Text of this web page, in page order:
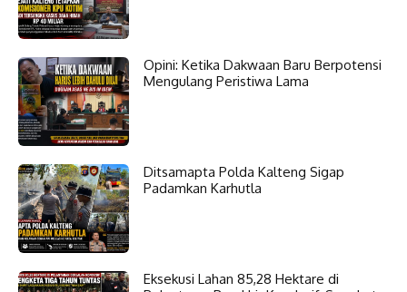
Opini: Ketika Dakwaan Baru Berpotensi
Mengulang Peristiwa Lama
Ditsamapta Polda Kalteng Sigap
Padamkan Karhutla
Eksekusi Lahan 85,28 Hektare di